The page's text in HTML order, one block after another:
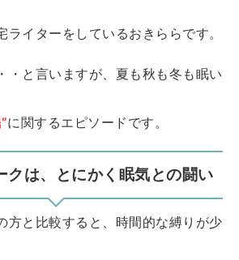
ライターをしているおきららです。
・と言いますが、夏も秋も冬も眠い
に関するエピソードです。
クは、とにかく眠気との闘い
方と比較すると、時間的な縛りが少